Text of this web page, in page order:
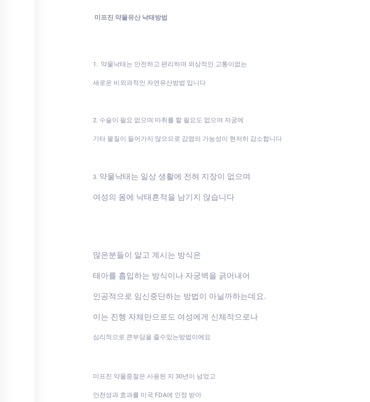
미프진 약물유산 낙태방법
1. 약물낙태는 안전하고 편리하며 외상적인 고통이없는
새로운 비외과적인 자연유산방법 입니다
2. 수술이 필요 없으며 마취를 할 필요도 없으며 자궁에
기타 물질이 들어가지 않으므로 감염의 가능성이 현저히 감소합니다
3. 약물낙태는 일상 생활에 전혀 지장이 없으며
여성의 몸에 낙태흔적을 남기지 않습니다
많은분들이 알고 계시는 방식은
태아를 흡입하는 방식이나 자궁벽을 긁어내어
인공적으로 임신중단하는 방법이 아닐까하는데요.
이는 진행 자체만으로도 여성에게 신체적으로나
심리적으로 큰부담을 줄수있는방법이에요
미프진 약물중절은 사용된 지 30년이 넘었고
안전성과 효과를 미국 FDA에 인정 받아